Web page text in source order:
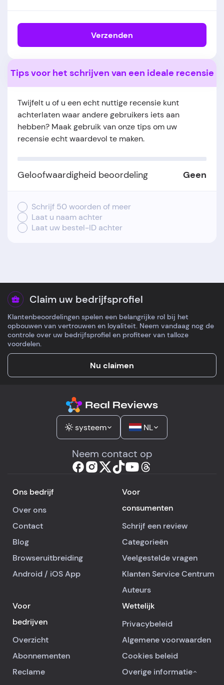
Verzenden
Tips voor het schrijven van een ideale recensie
Twijfelt u of u een echt nuttige recensie kunt
achterlaten waar andere gebruikers iets aan
hebben? Maak gebruik van onze tips om uw
recensie echt waardevol te maken.
Geloofwaardigheid beoordeling Geen
Schrijf 50 woorden of meer
Laat u naam achter
Laat uw bestel-ID achter
Claim uw bedrijfsprofiel
Klantenbeoordelingen spelen een belangrijke rol bij het
opbouwen van vertrouwen en loyaliteit. Neem vandaag nog de
controle over uw bedrijfsprofiel en profiteer van talloze
voordelen.
Nu claimen
systeem NL
Neem contact op
Ons bedrijf
Over ons
Contact
Blog
Browseruitbreiding
Android / iOSApp
Voor
consumenten
Schrijf een review
Categorieën
Veelgestelde vragen
Klanten Service Centrum
Auteurs
Voor
bedrijven
Overzicht
Abonnementen
Reclame
Wettelijk
Privacybeleid
Algemene voorwaarden
Cookies beleid
Overige informatie